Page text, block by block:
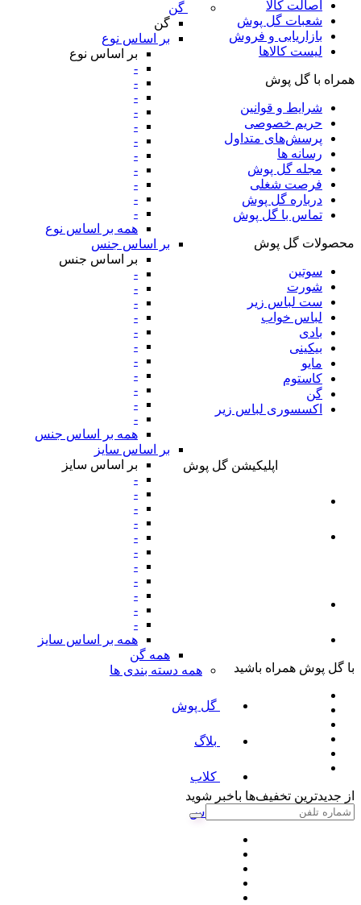
گن
گن
بر اساس نوع
بر اساس نوع
-
-
-
-
-
-
-
-
-
-
-
همه بر اساس نوع
بر اساس جنس
بر اساس جنس
-
-
-
-
-
-
-
-
-
-
-
همه بر اساس جنس
بر اساس سایز
بر اساس سایز
-
-
-
-
-
-
-
-
-
-
-
همه بر اساس سایز
همه گن
همه دسته بندی ها
گل پوش
بلاگ
کلاب
پلاس
اصالت کالا
شعبات گل پوش
بازاریابی و فروش
لیست کالاها
همراه با گل پوش
شرایط و قوانین
حریم خصوصی
پرسش‌های متداول
رسانه ها
مجله گل پوش
فرصت شغلی
درباره گل پوش
تماس با گل پوش
محصولات گل پوش
سوتین
شورت
ست لباس زیر
لباس خواب
بادی
بیکینی
مایو
کاستوم
گن
اکسسوری لباس زیر
اپلیکیشن گل پوش
با گل پوش همراه باشید
از جدیدترین تخفیف‌ها باخبر شوید